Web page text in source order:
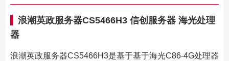
浪潮英政服务器CS5466H3 信创服务器 海光处理
器
浪潮英政服务器CS5466H3是基于基于海光C86-4G处理器